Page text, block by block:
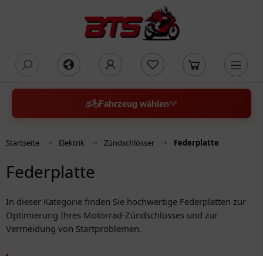
Fahrzeug wählen
Startseite Elektrik Zündschlösser Federplatte
Federplatte
In dieser Kategorie finden Sie hochwertige Federplatten zur
Optimierung Ihres Motorrad-Zündschlosses und zur
Vermeidung von Startproblemen.